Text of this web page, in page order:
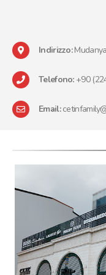
Indirizzo:
Telefono: +90
Email: